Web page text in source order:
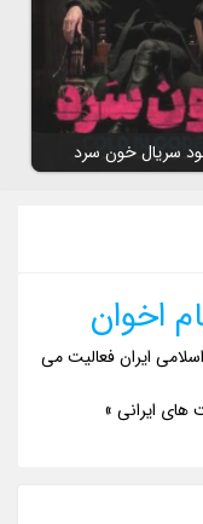
سریال خون سرد
اخوان
ایران فعالیت می
ایرانی »